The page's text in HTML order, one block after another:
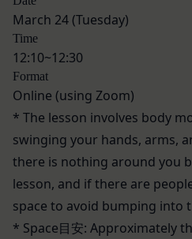
March 24 (Tuesday)
Time
12:10~12:30
Format
Online (using Zoom)
* The lesson involves body
swinging your hands, arms,
there is nothing around you
lesson, and if there are
space to avoid bumping into
* Space目安: Approximately
お客様の居住国内外におい
段または公的もしくは政府
当社がお客様情報の全部ま
が必要になる場合があります
当社は、国家安全保障、法
易の実現のために必要また
場合、お客様情報の全部ま
があります。
当社は、当社の利用規約の
お客様の保護のために、開
と判断する場合、お客様情
示することがあります。
き虚偽、誤記又は記載漏
するその他のサービスの
があり、又は現在受けて
未成年者、成年被後見人
人のいずれかであって、
佐人又は補助人の同意等
会員登録の申請に虚偽の
合
過去に当社との契約に違